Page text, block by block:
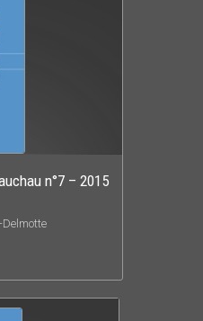
n°7 – 2015
Delmotte